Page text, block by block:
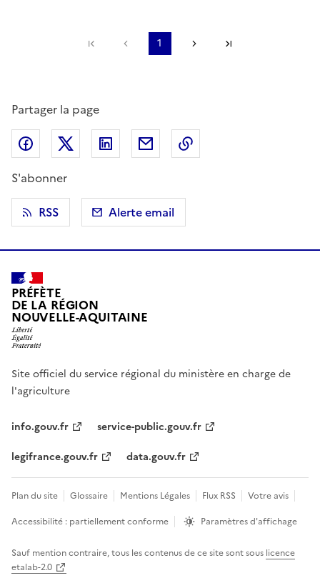
Première pagePage précédente
1 Page suivante
Partager la page
Partager sur Facebook
Partager sur X (anciennement Twitter)
Partager sur LinkedIn
Partager par email
S'abonner
RSS
Alerte email
PRÉFÈTE
DE LA RÉGION
NOUVELLE-AQUITAINE
Site officiel du service régional du ministère en charge de
l'agriculture
info.gouv.fr
service-public.gouv.fr
legifrance.gouv.fr
data.gouv.fr
Plan du site Glossaire Mentions Légales Flux RSS
Votre avis
Accessibilité : partiellement conforme
Paramètres d'affichage
Sauf mention contraire, tous les contenus de ce site sont sous licence
etalab-2.0